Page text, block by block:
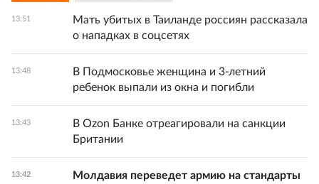
13:51
Мать убитых в Таиланде россиян рассказала
о нападках в соцсетях
13:48
В Подмосковье женщина и 3-летний
ребенок выпали из окна и погибли
13:43
В Ozon Банке отреагировали на санкции
Британии
13:42
Молдавия переведет армию на стандарты